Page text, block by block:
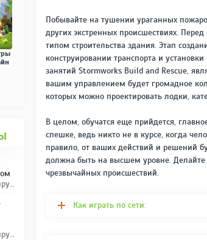
Побывайте на тушении ураганных
других экстренных происшествиях.
типом строительства здания. Этап
конструировании транспорта и
занятий Stormworks Build and Rescue,
вашим управлением будет громадное
которых можно проектировать лодки,
В целом, обучатся еще прийдется,
спешке, ведь никто не в курсе, когда
правило, от ваших действий и решений
должна быть на высшем уровне. Делайте
чрезвычайных происшествий.
Как играть по сети:
Программы / Антивирусы
Программы / Антивирусы